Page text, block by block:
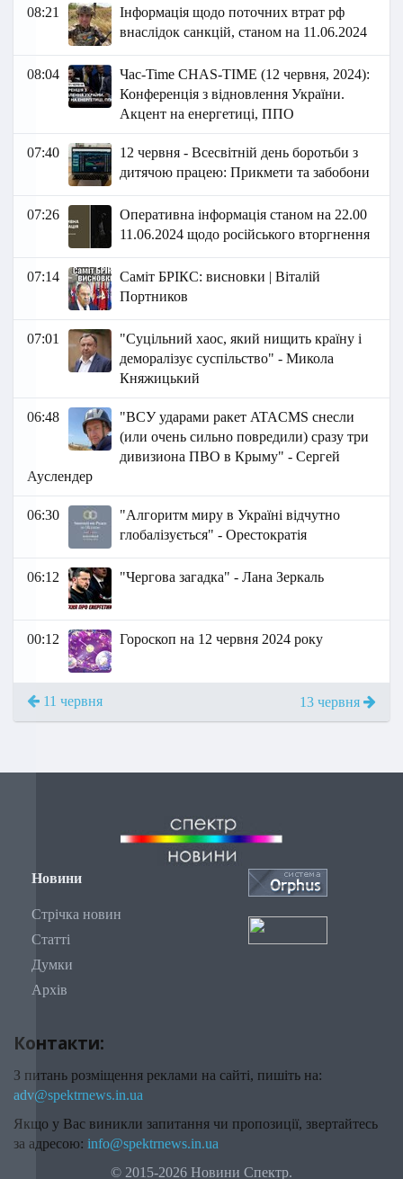
08:21
Інформація щодо поточних втрат рф
внаслідок санкцій, станом на 11.06.2024
08:04
Час-Time CHAS-TIME (12 червня, 2024):
Конференція з відновлення України.
Акцент на енергетиці, ППО
07:40
12 червня - Всесвітній день боротьби з
дитячою працею: Прикмети та забобони
07:26
Оперативна інформація станом на 22.00
11.06.2024 щодо російського вторгнення
07:14
Саміт БРІКС: висновки | Віталій
Портников
07:01
"Суцільний хаос, який нищить країну і
деморалізує суспільство" - Микола
Княжицький
06:48
"ВСУ ударами ракет ATACMS снесли
(или очень сильно повредили) сразу три
дивизиона ПВО в Крыму" - Сергей
Ауслендер
06:30
"Алгоритм миру в Україні відчутно
глобалізується" - Орестократія
06:12 "Чергова загадка" - Лана Зеркаль
00:12 Гороскоп на 12 червня 2024 року
11 червня 13 червня
Новини
Стрічка новин
Статті
Думки
Архів
Контакти:
З питань розміщення реклами на сайті, пишіть на:
adv@spektrnews.in.ua
Якщо у Вас виникли запитання чи пропозиції, звертайтесь
за адресою: info@spektrnews.in.ua
© 2015-2026 Новини Спектр.